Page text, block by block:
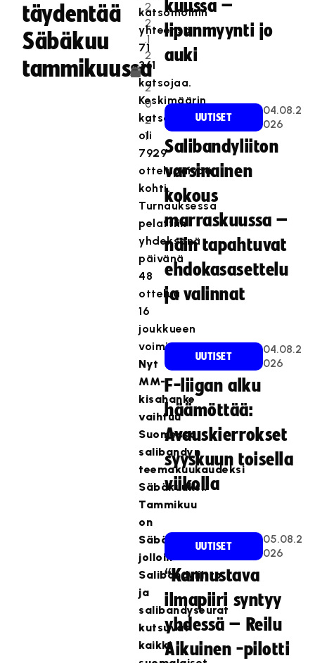
täydentää
Säbäkuu
tammikuussa
2
2
.1
2
.
2
0
2
1
katsomoihin
yhteensä
71
361
katsojaa.
Keskimäärin
katsojia
oli
7929
ottelupäivää
kohti.
Turnauksessa
pelattiin
yhdeksänä
päivänä
48
ottelua
16
joukkueen
voimin.
Nyt
MM-
kisahanke
vaihtuu
Suomessa
salibandyn
teemakuukaudeksi
Säbäkuuksi.
Tammikuu
on
Säbäkuu,
jolloin
Salibandyliitto
ja
salibandyseurat
kutsuvat
kaikki
kuussa –
lipunmyynti jo
auki
UUTISET
04.08.2
026
Salibandyliiton
varsinainen
kokous
marraskuussa –
näin tapahtuvat
ehdokasasettelu
ja valinnat
UUTISET
04.08.2
026
F-liigan alku
häämöttää:
Avauskierrokset
syyskuun toisella
viikolla
UUTISET
05.08.2
026
“Kannustava
ilmapiiri syntyy
yhdessä – Reilu
Aikuinen -pilotti